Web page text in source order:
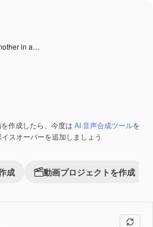
in a…
作成したら、今度は AI 音声合成ツールを
スオーバーを追加しましょう
成 動画プロジェクトを作成